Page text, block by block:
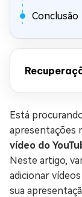
Conclusão
Está
apresentações
vídeo do
Neste artigo,
adicionar
sua